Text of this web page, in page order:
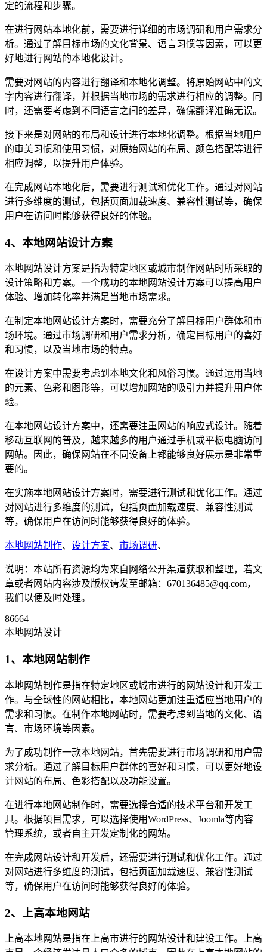
定的流程和步骤。
在进行网站本地化前，需要进行详细的市场调研和用户需求分
析。通过了解目标市场的文化背景、语言习惯等因素，可以更
好地进行网站的本地化设计。
需要对网站的内容进行翻译和本地化调整。将原始网站中的文
字内容进行翻译，并根据当地市场的需求进行相应的调整。同
时，还需要考虑到不同语言之间的差异，确保翻译准确无误。
接下来是对网站的布局和设计进行本地化调整。根据当地用户
的审美习惯和使用习惯，对原始网站的布局、颜色搭配等进行
相应调整，以提升用户体验。
在完成网站本地化后，需要进行测试和优化工作。通过对网站
进行多维度的测试，包括页面加载速度、兼容性测试等，确保
用户在访问时能够获得良好的体验。
4、本地网站设计方案
本地网站设计方案是指为特定地区或城市制作网站时所采取的
设计策略和方案。一个成功的本地网站设计方案可以提高用户
体验、增加转化率并满足当地市场需求。
在制定本地网站设计方案时，需要充分了解目标用户群体和市
场环境。通过市场调研和用户需求分析，确定目标用户的喜好
和习惯，以及当地市场的特点。
在设计方案中需要考虑到本地文化和风俗习惯。通过运用当地
的元素、色彩和图形等，可以增加网站的吸引力并提升用户体
验。
在本地网站设计方案中，还需要注重网站的响应式设计。随着
移动互联网的普及，越来越多的用户通过手机或平板电脑访问
网站。因此，确保网站在不同设备上都能够良好展示是非常重
要的。
在实施本地网站设计方案时，需要进行测试和优化工作。通过
对网站进行多维度的测试，包括页面加载速度、兼容性测试
等，确保用户在访问时能够获得良好的体验。
本地网站制作、 设计方案、 市场调研、
说明：本站所有资源均为来自网络公开渠道获取和整理，若文
章或者网站内容涉及版权请发至邮箱：670136485@qq.com，
我们以便及时处理。
86664
本地网站设计
1、本地网站制作
本地网站制作是指在特定地区或城市进行的网站设计和开发工
作。与全球性的网站相比，本地网站更加注重适应当地用户的
需求和习惯。在制作本地网站时，需要考虑到当地的文化、语
言、市场环境等因素。
为了成功制作一款本地网站，首先需要进行市场调研和用户需
求分析。通过了解目标用户群体的喜好和习惯，可以更好地设
计网站的布局、色彩搭配以及功能设置。
在进行本地网站制作时，需要选择合适的技术平台和开发工
具。根据项目需求，可以选择使用WordPress、Joomla等内容
管理系统，或者自主开发定制化的网站。
在完成网站设计和开发后，还需要进行测试和优化工作。通过
对网站进行多维度的测试，包括页面加载速度、兼容性测试
等，确保用户在访问时能够获得良好的体验。
2、上高本地网站
上高本地网站是指在上高市进行的网站设计和建设工作。上高